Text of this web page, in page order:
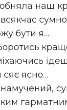
наш
бути я…
сяє ясно…